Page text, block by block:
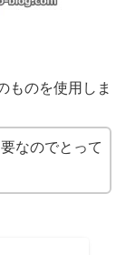
ものを使用しま
なのでとって